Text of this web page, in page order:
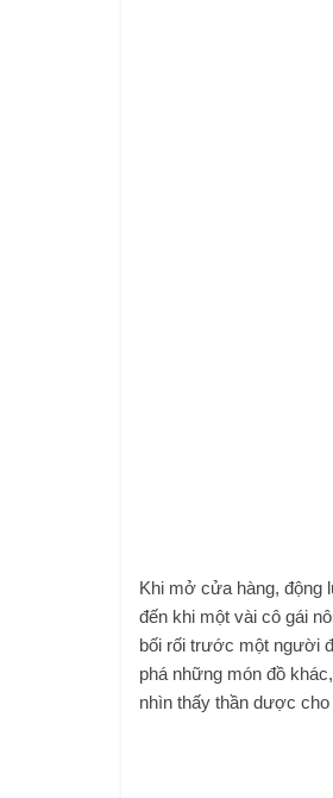
Khi mở cửa hàng, động
đến khi một vài cô gái
bối rối trước một người
phá những món đồ
nhìn thấy thần dược cho